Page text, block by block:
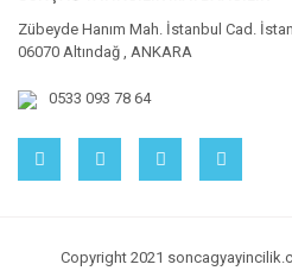
Zübeyde Hanım Mah. İstanbul Cad.
06070 Altındağ , ANKARA
0533 093 78 64
Copyright 2021